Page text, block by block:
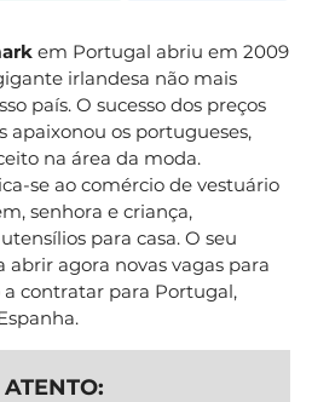
em Portugal abriu em 2009
irlandesa não mais
país. O sucesso dos preços
os portugueses,
na área da moda.
se ao comércio de vestuário
senhora e criança,
para casa. O seu
abrir agora novas vagas para
contratar para Portugal,